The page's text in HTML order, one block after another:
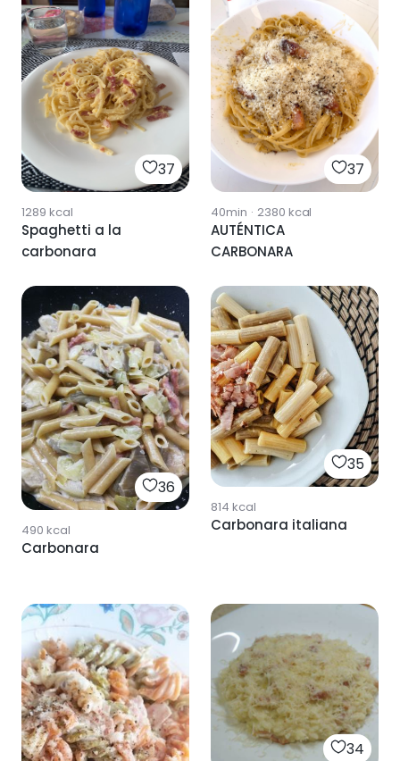
37
1289 kcal
Spaghetti a la
carbonara
37
40min · 2380 kcal
AUTÉNTICA
CARBONARA
36
490 kcal
Carbonara
35
814 kcal
Carbonara italiana
34